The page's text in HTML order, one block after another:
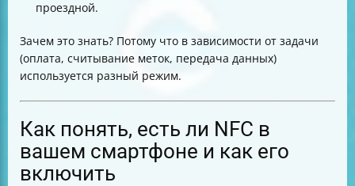
проездной.
Зачем это знать? Потому что в зависимости от задачи
(оплата, считывание меток, передача данных)
используется разный режим.
Как понять, есть ли NFC в
вашем смартфоне и как его
включить